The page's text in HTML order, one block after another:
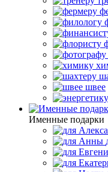
швее
Именные подарки